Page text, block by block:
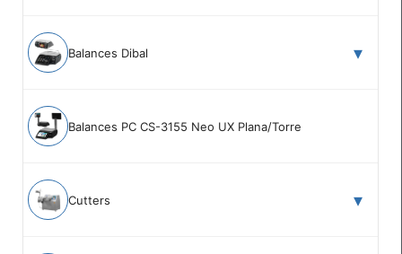
Balances Dibal
Balances PC CS-3155 Neo UX Plana/Torre
Cutters